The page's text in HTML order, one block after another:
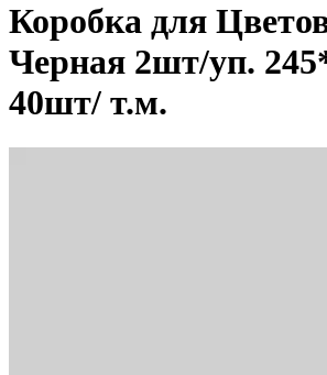
Коробка для
Черная 2шт/уп.
40шт/ т.м.